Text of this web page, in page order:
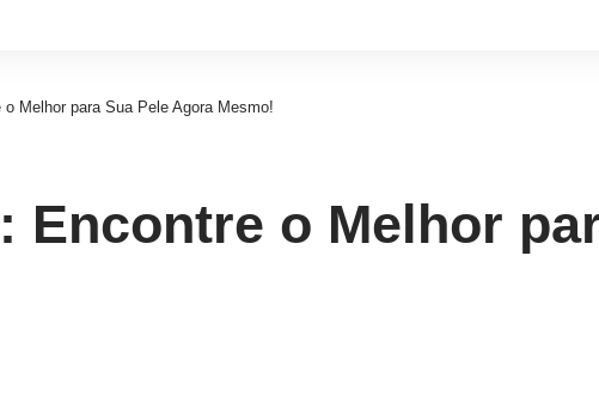
Melhor para Sua Pele Agora Mesmo!
Encontre o Melhor